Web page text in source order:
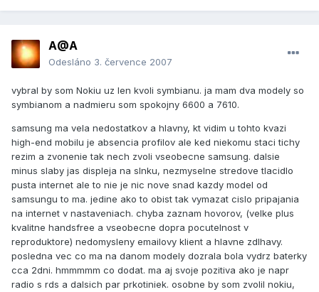
A@A
Odesláno 3. července 2007
vybral by som Nokiu uz len kvoli symbianu. ja mam dva modely so
symbianom a nadmieru som spokojny 6600 a 7610.
samsung ma vela nedostatkov a hlavny, kt vidim u tohto kvazi
high-end mobilu je absencia profilov ale ked niekomu staci tichy
rezim a zvonenie tak nech zvoli vseobecne samsung. dalsie
minus slaby jas displeja na slnku, nezmyselne stredove tlacidlo
pusta internet ale to nie je nic nove snad kazdy model od
samsungu to ma. jedine ako to obist tak vymazat cislo pripajania
na internet v nastaveniach. chyba zaznam hovorov, (velke plus
kvalitne handsfree a vseobecne dopra pocutelnost v
reproduktore) nedomysleny emailovy klient a hlavne zdlhavy.
posledna vec co ma na danom modely dozrala bola vydrz baterky
cca 2dni. hmmmmm co dodat. ma aj svoje pozitiva ako je napr
radio s rds a dalsich par prkotiniek. osobne by som zvolil nokiu,